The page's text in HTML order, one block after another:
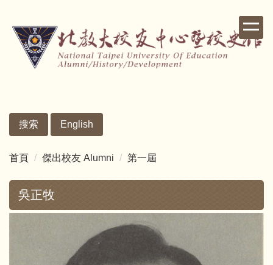
到
搜索 English
首頁 傑出校友 Alumni 第一屆
吳正牧